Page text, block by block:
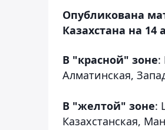
Опубликована
Казахстана на 14
В "красной" зоне:
Алматинская,
В "желтой" зоне:
Казахстанская,